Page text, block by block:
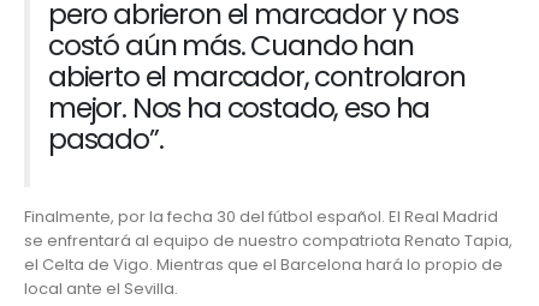
pero abrieron el marcador y nos
costó aún más. Cuando han
abierto el marcador, controlaron
mejor. Nos ha costado, eso ha
pasado”.
Finalmente, por la fecha 30 del fútbol español. El Real Madrid
se enfrentará al equipo de nuestro compatriota Renato Tapia,
el Celta de Vigo. Mientras que el Barcelona hará lo propio de
local ante el Sevilla.